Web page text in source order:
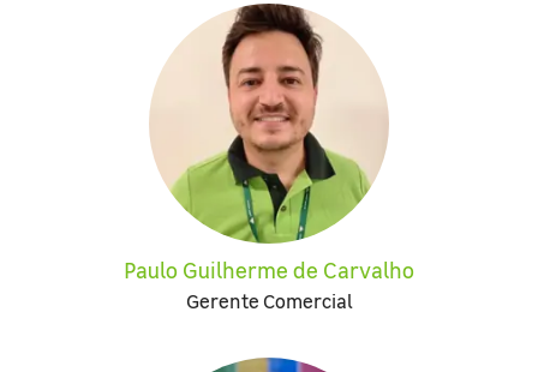
Paulo Guilherme de Carvalho
Gerente Comercial